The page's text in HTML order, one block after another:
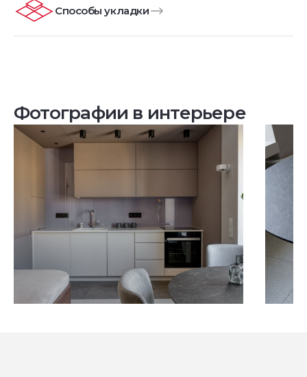
Способы укладки
Фотографии в интерьере
Посмотреть все проекты